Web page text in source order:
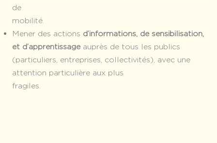
de
Mener des actions d’informations, de sensibilisation,
et d’apprentissageauprès de tous les publics
(particuliers, entreprises, collectivités), avec une
attention particulière aux plus